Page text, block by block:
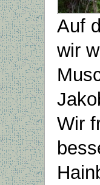
Auf
wir
Wir